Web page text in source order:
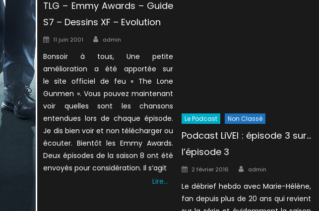
TLG – Emmy Awards – Guide
S7 – Dessins XF – Evolution
Posted
11 juin 2001 Author
admin
Bonsoir à tous, Une petite
amélioration a été apportée sur
le site officiel de feu « The Lone
Gunmen ». Vous pouvez maintenant
voir quelles sont les chansons
entendues lors de chaque épisode.
Je dis bien voir et non télécharger ou
écouter. Bientôt les Emmy Awards.
Deux épisodes de la saison 8 ont été
envoyés pour considération. Il s’agit
Lire…
Le Podcast Non Classé
Podcast LiVEI : épisode 3 sur…
l’épisode 3
Posted
2 février 2016 Author
admin
Le débrief hebdo avec Marie-Hélène,
fan depuis plus de 20 ans qui revient